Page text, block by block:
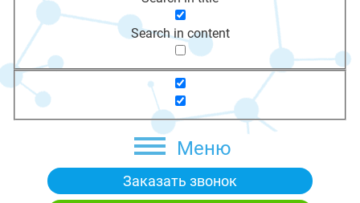
Search in content
Меню
Заказать звонок